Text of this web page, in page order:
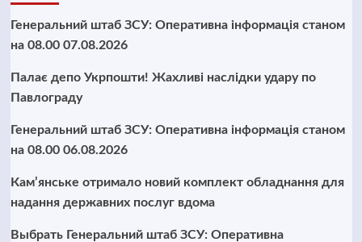
Генеральний штаб ЗСУ: Оперативна інформація станом
на 08.00 07.08.2026
Палає депо Укрпошти! Жахливі наслідки удару по
Павлограду
Генеральний штаб ЗСУ: Оперативна інформація станом
на 08.00 06.08.2026
Кам’янське отримало новий комплект обладнання для
надання державних послуг вдома
Выбрать Генеральний штаб ЗСУ: Оперативна